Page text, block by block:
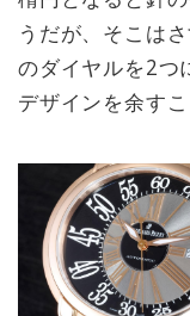
うだが、そこは
のダイヤルを2つ
デザインを余す